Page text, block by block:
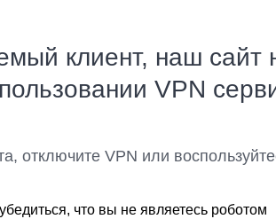
клиент, наш сайт
VPN
отключите VPN или
что вы не являетесь роботом